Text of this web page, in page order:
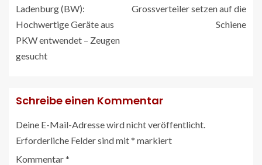
Ladenburg (BW):
Hochwertige Geräte aus
PKW entwendet – Zeugen
gesucht
Grossverteiler setzen auf die
Schiene
Schreibe einen Kommentar
Deine E-Mail-Adresse wird nicht veröffentlicht.
Erforderliche Felder sind mit* markiert
Kommentar*